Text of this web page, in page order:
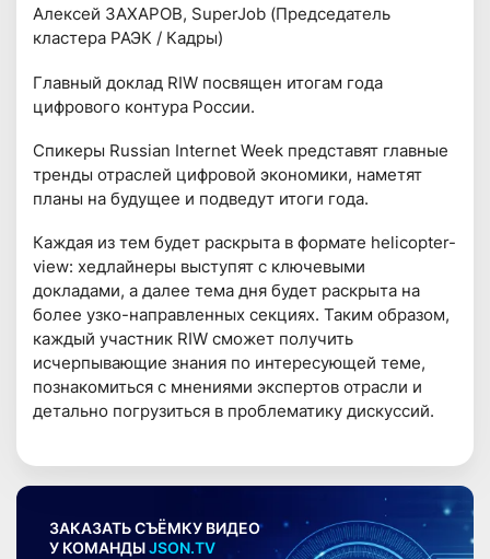
Алексей ЗАХАРОВ, SuperJob (Председатель
кластера РАЭК / Кадры)
Главный доклад RIW посвящен итогам года
цифрового контура России.
Спикеры Russian Internet Week представят главные
тренды отраслей цифровой экономики, наметят
планы на будущее и подведут итоги года.
Каждая из тем будет раскрыта в формате helicopter-
view: хедлайнеры выступят с ключевыми
докладами, а далее тема дня будет раскрыта на
более узко-направленных секциях. Таким образом,
каждый участник RIW сможет получить
исчерпывающие знания по интересующей теме,
познакомиться с мнениями экспертов отрасли и
детально погрузиться в проблематику дискуссий.
ЗАКАЗАТЬ СЪЁМКУ ВИДЕО
У КОМАНДЫJSON.TV